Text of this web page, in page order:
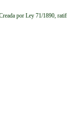
por Ley 71/1890,